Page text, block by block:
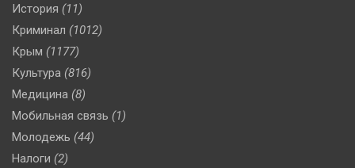
История (11)
Криминал (1012)
Крым (1177)
Культура (816)
Медицина (8)
Мобильная связь (1)
Молодежь (44)
Налоги (2)